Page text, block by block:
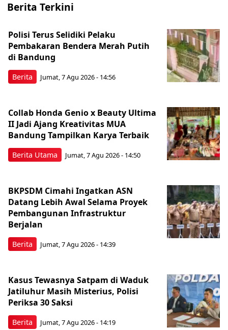
Berita Terkini
Berita
Polisi Terus Selidiki Pelaku
Pembakaran Bendera Merah Putih
di Bandung
Jumat, 7 Agu 2026 - 14:56
Berita Utama
Collab Honda Genio x Beauty Ultima
II Jadi Ajang Kreativitas MUA
Bandung Tampilkan Karya Terbaik
Jumat, 7 Agu 2026 - 14:50
Berita
BKPSDM Cimahi Ingatkan ASN
Datang Lebih Awal Selama Proyek
Pembangunan Infrastruktur
Berjalan
Jumat, 7 Agu 2026 - 14:39
Berita
Kasus Tewasnya Satpam di Waduk
Jatiluhur Masih Misterius, Polisi
Periksa 30 Saksi
Jumat, 7 Agu 2026 - 14:19